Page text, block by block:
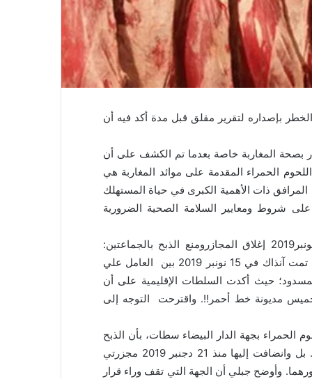
بإصداره لتقرير مقلق قبل مدة أكد فيه أن
بصحة المغاربة خاصة بعدما تم الكشف على أن
الحمراء المقدمة على موائد المغاربة هي
المرافق ذات الأهمية الكبرى في حياة المستهلك
على شروط ومعايير السلامة الصحية الضرورية
من هذا المنطلق كان قرارعمالة مديونة تيط مليل في نونبر2019 إغلاق المجازرومنع الذبح بالجماعتين:
خميس مديونة وسبت تيط مليل؛ ووصلت المفاوضات التي تمت آنذاك في 15 نونبر 2019 بين العامل علي
حيث أكدت السلطات الإقليمية على أن
مديونة خط أحمر!!. واقترحت التوجه إلى
بجهة الدار البيضاء سطات، بأن الذبح
توقف بالفعل بمجازرمديونة وتيط مليل ولن تفتح من جديد. بل وانضافت إليها منذ 21 دجنبر 2019 مجزرتي
وأوضح جبلي أن الجهة التي تقف وراء قرار